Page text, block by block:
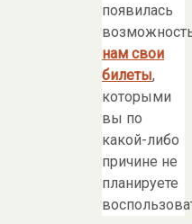
появилась
нам свои
билеты,
которыми
вы по
какой-либо
причине не
планируете